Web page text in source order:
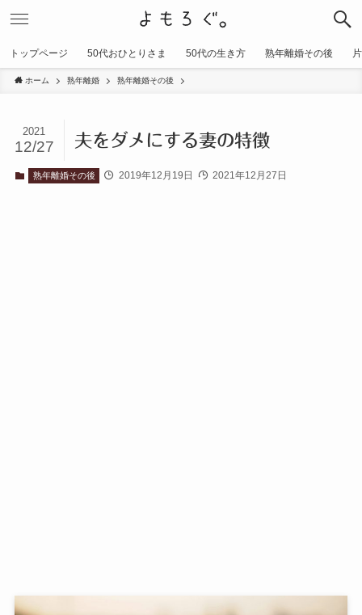
トップページ 50代おひとりさま 50代の生き方 熟年離婚その後
ホーム 熟年離婚 熟年離婚その後
夫をダメにする妻の特徴
2021
12/27
熟年離婚その後 2019年12月19日 2021年12月27日